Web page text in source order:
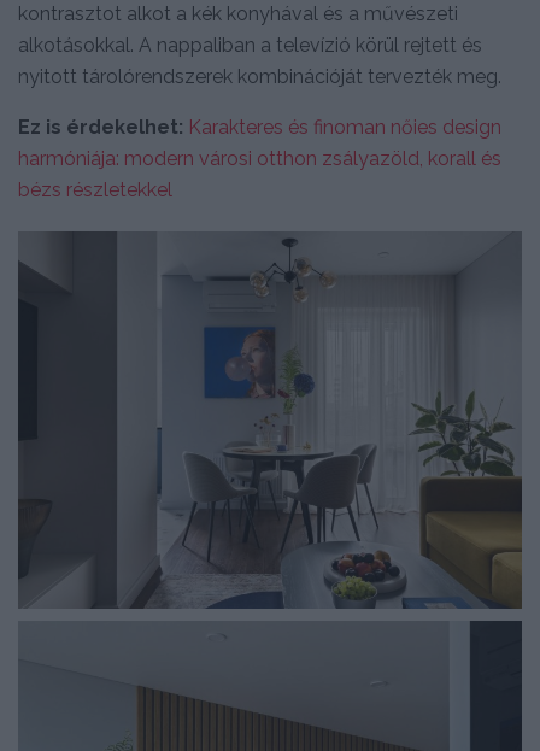
kontrasztot alkot a kék konyhával és a művészeti
alkotásokkal. A nappaliban a televízió körül rejtett és
nyitott tárolórendszerek kombinációját tervezték meg.
Ez is érdekelhet: Karakteres és finoman nőies design
harmóniája: modern városi otthon zsályazöld, korall és
bézs részletekkel